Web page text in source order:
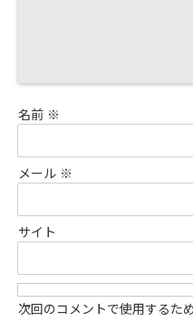
名前 ※
メール ※
サイト
次回のコメントで使用するた